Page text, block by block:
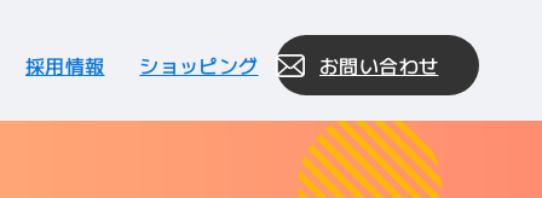
採用情報 ショッピング お問い合わせ